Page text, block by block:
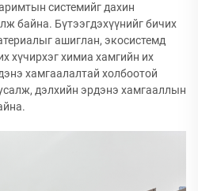
системийг дахин
байна. Бүтээгдэхүүнийг бичих
ашиглан, экосистемд
хүчирхэг химиа хамгийн их
хамгаалалтай холбоотой
дэлхийн эрдэнэ хамгааллын